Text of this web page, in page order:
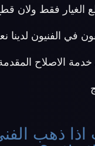
الغيار فقط ولان
في الفنيون
الاصلاح
اذا ذهب